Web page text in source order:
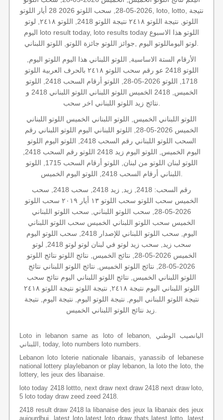
2026-05-28, سحب اللوتو 2026 28 أيار اللوتو, loto, lotto, نتيجة
اللوتو, نتيجة اللوتو ٢٤١٨ نتيجة اللوتو 2418, اللوتو ٢٤١٨, لوتو
اليوم loto result today, loto results today اللوتو هذا الاسبوع
لوتو اليوماللوتو اليوم ,جوائز اللوتو جائزة اللوتو, اللوتو اللبناني.
الأرقام الستة الاساسية, اللوتو اللبناني هذا اليوم اللوتو اليوم,
اللوتو 2418 عو رقم سحب اللوتو ٢٤١٨ بالحرف العربية اللوتو
1718, اللوتو 2026-05-28, اللوتو أرقام السحب 2418, اللوتو
الخميس, 2418 الخميس اللوتو اللبناني اللوتو اللبناني 2418 و
نتائج زيد اللوتو اللبناني اخر سحب.
اللوتو اللبناني الخميس, اللوتو اللبناني الخميس اللوتو اللبناني
الخميس 2026-05-28, اللوتو اللبناني اليوم اللوتو اللبناني رقم
السحب اللوتو اللبناني رقم السحب 2418, اللوتو اليوم اللوتو
اليوم الخميس, اللوتو اليوم زيد 2418 اللوتو رقم السحب 2418,
اللوتو لبنان اللوتو من لبنان, اللوتو أرقام السحب 1715, اللوتو
اللبناني أرقام السحب 2418, اللوتو اليوم الخميس.
رقم السحب: 2418, زيد, زيد 2418, سحب 2418, سحب
الخميس سحب اللوتو سحب اللوتو ١٣ أيار ٢٠١٩ سحب اللوتو
2026-05-28, سحب اللوتو اللبناني, سحب اللوتو اللبناني
الخميس سحب اللوتو اللبناني الخميس سحب اللوتو اللبناني
اليوم, سحب اللوتو اللبناني للإصدار 2418, سحب اللوتو اليوم
سحب زيد, سحب زيد لوتو في لبنان لوتو لوتو 2418, لوتو
الخميس 2026-05-28, نتائج الخميس, نتائج اللوتو نتائج اللوتو
2026-05-28, نتائج اللوتو الخميس, نتائج اللوتو اللبناني نتائج
اللوتو اللبناني الخميس, نتائج اللوتو اللبناني اليوم نتائج سحب
اللوتو اللبناني اليوم نتيجة ٢٤١٨, نتيجة اللوتو نتيجة اللوتو ٢٤١٨
نتيجة اللوتو اللبناني اليوم, نتيجة اللوتو اليوم, نتيجة اليوم, نتيجة
زيد نتائج اللوتو اللبناني الخميس.
Loto in lebanon same as loto of lebanon, اليانصيب الوطني
اللبناني, today, loto numbers loto numbers.
Lebanon loto loterie nationale libanais, yanassib of lebanese
national lottery playlebanon or play lebanon, la loto the loto, the
lottery, les jeux des libanaise.
loto today 2418 lottto, next draw next draw 2418 next draw loto,
5 loto today draw zeed zeed 2418.
2418 result draw 2418 la libanaise des jeux la libanaix des jeux
aujourdhui, latest loto latest loto draw thats latest lotto, latest